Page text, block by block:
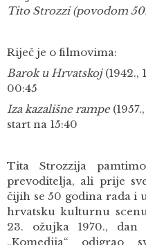
Tito Strozzi (povodom
Riječ je o filmovima:
Barok u Hrvatskoj(1942.,
00:45
Iza kazališne rampe
start na 15:40
Tita Strozzija
prevoditelja, ali prije
čijih se 50 godina rada i
hrvatsku kulturnu
23. ožujka 1970.,
„Komedija“ odigrao